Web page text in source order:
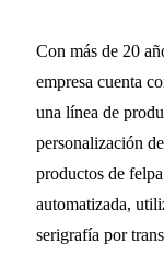
Con más de 20
empresa cuenta
una línea de
personalización
productos de
automatizada,
serigrafía por